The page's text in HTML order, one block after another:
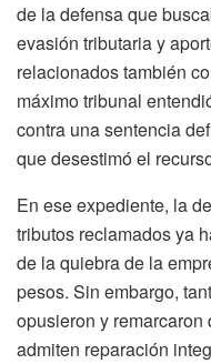
de la defensa que
evasión tributaria y
relacionados también
máximo tribunal
contra una sentencia
que desestimó el
En ese expediente, la
tributos reclamados ya
de la quiebra de la
pesos. Sin embargo,
opusieron y
admiten reparación